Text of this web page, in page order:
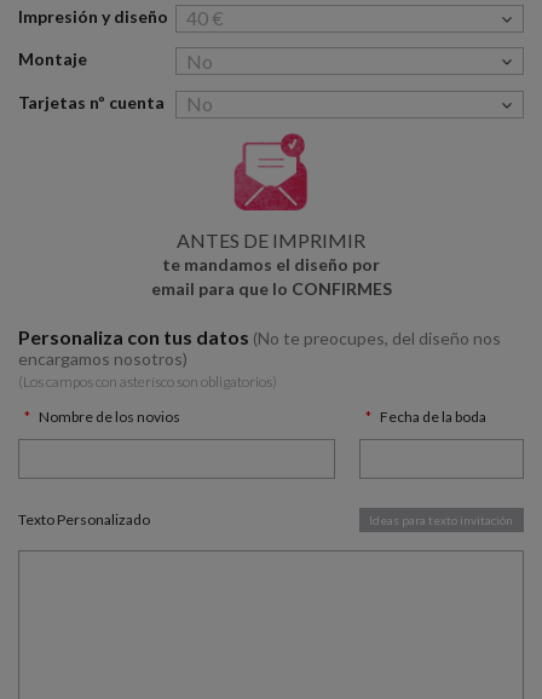
Impresión y diseño
Montaje
Tarjetas nº cuenta
ANTES DE IMPRIMIR
te mandamos el diseño por
email para que lo CONFIRMES
Personaliza con tus datos (No te preocupes, del diseño nos
encargamos nosotros)
(Los campos con asterísco son obligatorios)
Nombre de los novios
Fecha de la boda
Texto Personalizado Ideas para texto invitación